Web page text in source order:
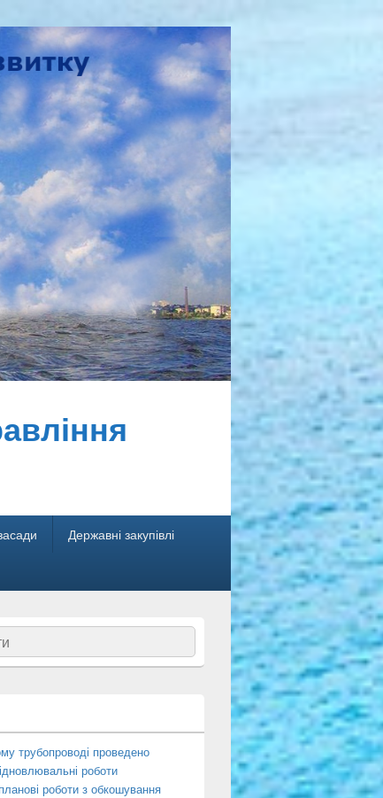
Державні закупівлі
трубопроводі проведено
роботи
роботи з обкошування